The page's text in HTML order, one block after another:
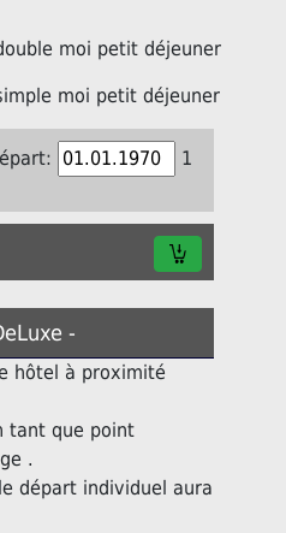
moi petit déjeuner
moi petit déjeuner
1
-
hôtel à proximité
tant que point
.
départ individuel aura